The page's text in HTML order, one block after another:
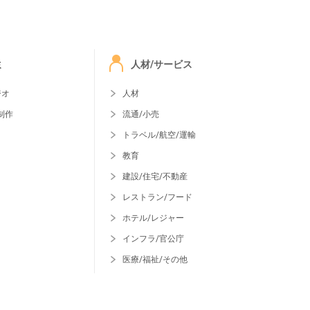
作
人材/サービス
人材
流通/小売
トラベル/航空/運輸
教育
建設/住宅/不動産
レストラン/フード
ホテル/レジャー
インフラ/官公庁
医療/福祉/その他